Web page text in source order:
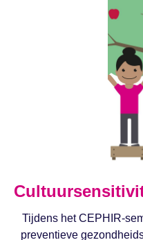
Tijdens het CEPHIR-
preventieve